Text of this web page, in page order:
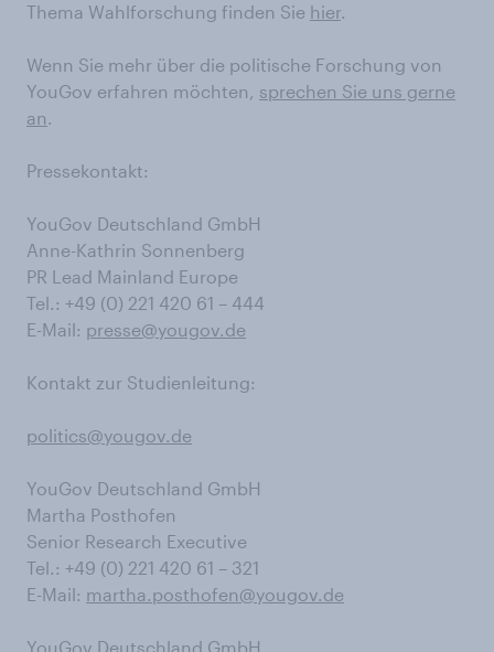
Thema Wahlforschung finden Sie hier.
Wenn Sie mehr über die politische Forschung von
YouGov erfahren möchten, sprechen Sie uns gerne
an.
Pressekontakt:
YouGov Deutschland GmbH
Anne-Kathrin Sonnenberg
PR Lead Mainland Europe
Tel.: +49 (0) 221 420 61 – 444
E-Mail: presse@yougov.de
Kontakt zur Studienleitung:
politics@yougov.de
YouGov Deutschland GmbH
Martha Posthofen
Senior Research Executive
Tel.: +49 (0) 221 420 61 – 321
E-Mail: martha.posthofen@yougov.de
YouGov Deutschland GmbH